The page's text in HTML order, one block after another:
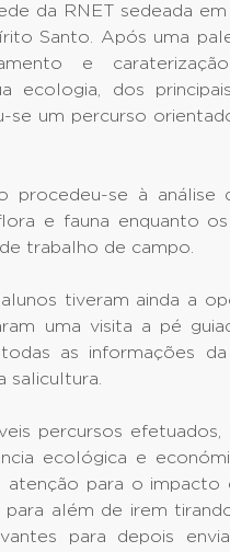
da RNET sedeada
Santo. Após uma
e
ecologia, dos
se um percurso
procedeu-se à análise
e fauna enquanto
trabalho de campo.
tiveram ainda a
uma visita a pé
as informações
salicultura.
percursos
ecológica e
atenção para o impacto
para além de irem
para depois